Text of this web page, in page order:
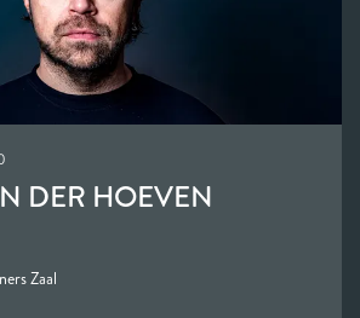
DER HOEVEN
Zaal